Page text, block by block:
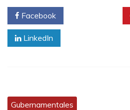
Facebook
LinkedIn
Gubernamentales